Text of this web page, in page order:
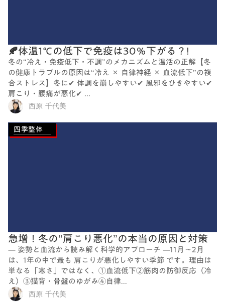
🍂体温1℃の低下で免疫は30％下がる？!
冬の“冷え・免疫低下・不調”のメカニズムと温活の正解【冬
の健康トラブルの原因は“冷え × 自律神経 × 血流低下”の複
合ストレス】冬に✔ 体調を崩しやすい✔ 風邪をひきやすい✔
肩こり・腰痛が悪化✔ ...
西原 千代美
四季整体
急増！冬の“肩こり悪化”の本当の原因と対策
— 姿勢と血流から読み解く科学的アプローチ —11月〜2月
は、1年の中で最も 肩こりが悪化しやすい季節 です。理由は
単なる「寒さ」ではなく、①血流低下②筋肉の防御反応（冷
え）③猫背・骨盤のゆがみ④自律...
西原 千代美